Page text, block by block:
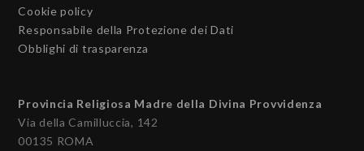
Cookie policy
Responsabile della Protezione dei Dati
Obblighi di trasparenza
Provincia Religiosa Madre della Divina Provvidenza
Via della Camilluccia, 142
00135 ROMA